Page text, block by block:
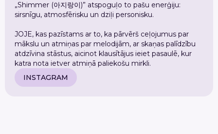
„Shimmer (아지랑이)” atspoguļo to pašu enerģiju:
sirsnīgu, atmosfērisku un dziļi personisku.
JOJE, kas pazīstams ar to, ka pārvērš ceļojumus par
mākslu un atmiņas par melodijām, ar skaņas palīdzību
atdzīvina stāstus, aicinot klausītājus ieiet pasaulē, kur
katra nota ietver atmiņā paliekošu mirkli.
INSTAGRAM